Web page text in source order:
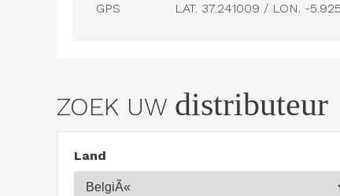
GPS
LAT. 37.241009 / LON. -
ZOEK UW distributeur
Land